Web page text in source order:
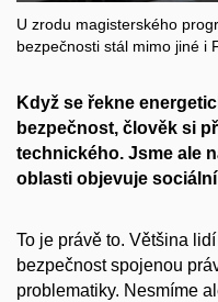
U zrodu magisterského
bezpečnosti stál mimo jiné i
Když se řekne
bezpečnost, člověk si
technického. Jsme ale
oblasti objevuje
To je právě to. Většina
bezpečnost spojenou
problematiky. Nesmíme